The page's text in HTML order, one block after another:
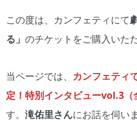
この度は、カンフェティにて
る」 のチケットをご購入いた
当ページでは、 カンフェティ
定！特別インタビューvol.3（
す。 滝佑里さんにお話を伺い